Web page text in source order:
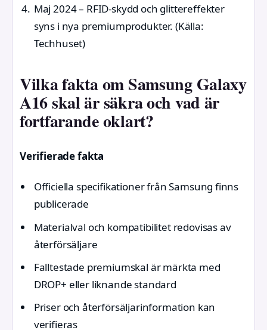
Maj 2024– RFID-skydd och glittereffekter
syns i nya premiumprodukter. (Källa:
Techhuset)
Vilka fakta om Samsung Galaxy
A16 skal är säkra och vad är
fortfarande oklart?
Verifierade fakta
Officiella specifikationer från Samsung finns
publicerade
Materialval och kompatibilitet redovisas av
återförsäljare
Falltestade premiumskal är märkta med
DROP+ eller liknande standard
Priser och återförsäljarinformation kan
verifieras